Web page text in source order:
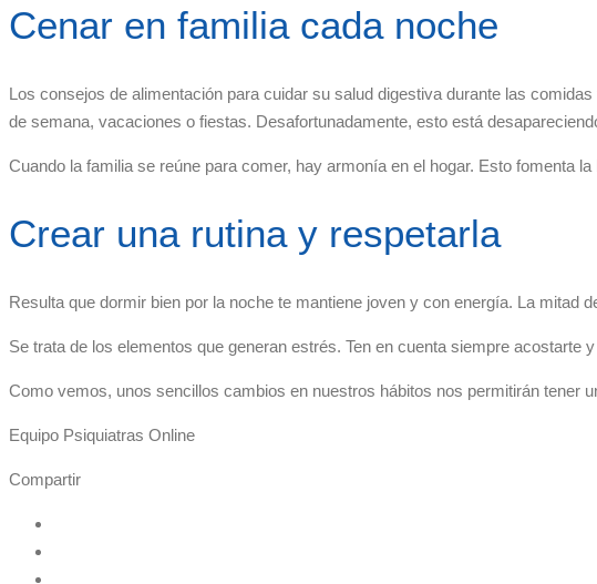
Cenar en familia cada noche
Los consejos de alimentación para cuidar su salud digestiva durante las
de semana, vacaciones o fiestas. Desafortunadamente, esto está
Cuando la familia se reúne para comer, hay armonía en el hogar. Esto fomenta
Crear una rutina y respetarla
Resulta que dormir bien por la noche te mantiene joven y con energía. La
Se trata de los elementos que generan estrés. Ten en cuenta siempre acostarte
Como vemos, unos sencillos cambios en nuestros hábitos nos permitirán tener
Equipo Psiquiatras Online
Compartir